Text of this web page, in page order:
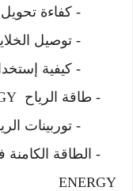
- كفاءة تحويل
- توصيل الخلايا
- كيفية
- طاقة الرياح WIND ENERGY
- توربينات
ENERGY